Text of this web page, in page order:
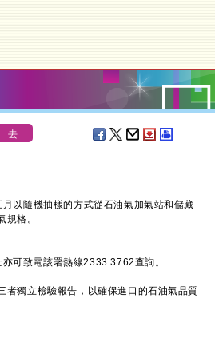
以隨機抽樣的方式從石油氣加氣站和儲藏
格。
亦可致電該署熱線2333 3762查詢。
獨立檢驗報告，以確保進口的石油氣品質